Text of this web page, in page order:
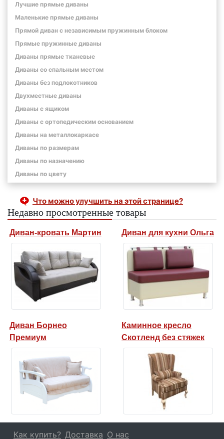
Лучшие прямые диваны
Маленькие прямые диваны
Прямой диван с независимым пружинным блоком
Прямые пружинные диваны
Диваны прямые тканевые
Диваны со спальным местом
Диваны без подлокотников
Двухместные диваны
Диваны с ящиком
Диваны с ортопедическим основанием
Диваны на металлокаркасе
Диваны по размерам
Диваны по назначению
Диваны по цвету
Что можно улучшить на этой странице?
Недавно просмотренные товары
Диван-кровать Мартин Диван для кухни Ольга
Диван Борнео
Премиум
Каминное кресло
Скотленд без стяжек
Как купить? Доставка О нас